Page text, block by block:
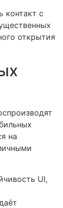
контакт с
открытия
на
UI,